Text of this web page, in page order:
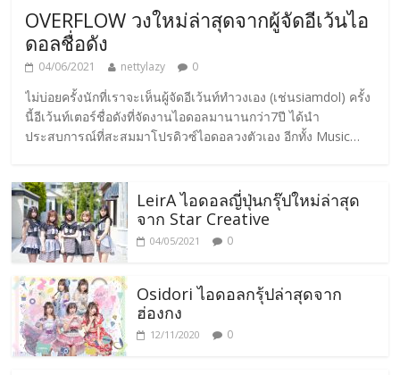
OVERFLOW วงใหม่ล่าสุดจากผู้จัดอีเว้นไอ
ดอลชื่อดัง
04/06/2021 nettylazy 0
ไม่บ่อยครั้งนักที่เราจะเห็นผู้จัดอีเว้นท์ทำวงเอง (เช่นsiamdol) ครั้ง
นี้อีเว้นท์เตอร์ชื่อดังที่จัดงานไอดอลมานานกว่า7ปี ได้นำ
ประสบการณ์ที่สะสมมาโปรดิวซ์ไอดอลวงตัวเอง อีกทั้ง Music
IZ*ONE เป็นต้น วงจะมีกำหนดการพรีเดบิววันที่ 13มิถุนายนนี้ที่
งาน ッスッゴイライブ และ
LeirA ไอดอลญี่ปุ่นกรุ๊ปใหม่ล่าสุด
จาก Star Creative
04/05/2021 0
Osidori ไอดอลกรุ้ปล่าสุดจาก
ฮ่องกง
12/11/2020 0